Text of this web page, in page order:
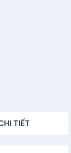
TIẾT